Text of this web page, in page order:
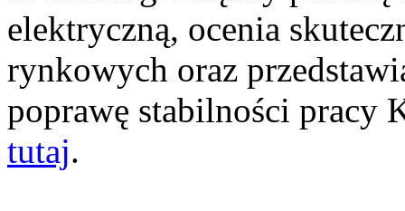
elektryczną, ocenia
rynkowych oraz
poprawę stabilności pracy
tutaj.